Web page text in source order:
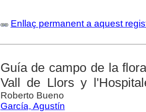
Enllaç permanent a aquest
Guía de campo de la
Vall de Llors y
Roberto Bueno
García, Agustín